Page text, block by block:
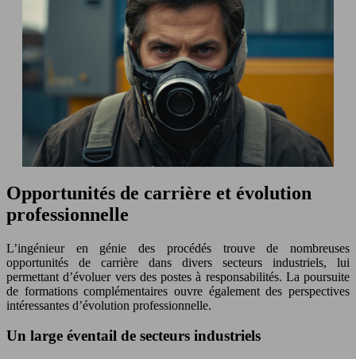
Opportunités de carrière et évolution
professionnelle
L’ingénieur en génie des procédés trouve de nombreuses
opportunités de carrière dans divers secteurs industriels, lui
permettant d’évoluer vers des postes à responsabilités. La poursuite
de formations complémentaires ouvre également des perspectives
intéressantes d’évolution professionnelle.
Un large éventail de secteurs industriels